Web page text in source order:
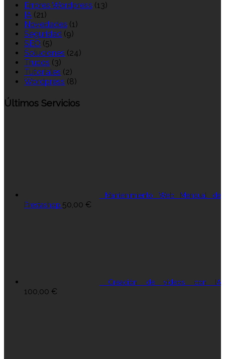
Errores Wordpress (13)
IA (21)
Novedades (1)
Seguridad (9)
SEO (5)
Soluciones (24)
Trucos (3)
Tutoriales (2)
Wordpress (8)
Últimos Servicios
Mantenimiento Web Mensual de
Prestashop 50,00 €
Creación de vídeos con IA
100,00 €